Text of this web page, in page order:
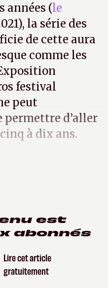
années (le
la série des
de cette aura
comme les
festival
peut
permettre d’aller
à dix ans.
est
abonnés
Lire cet article
gratuitement